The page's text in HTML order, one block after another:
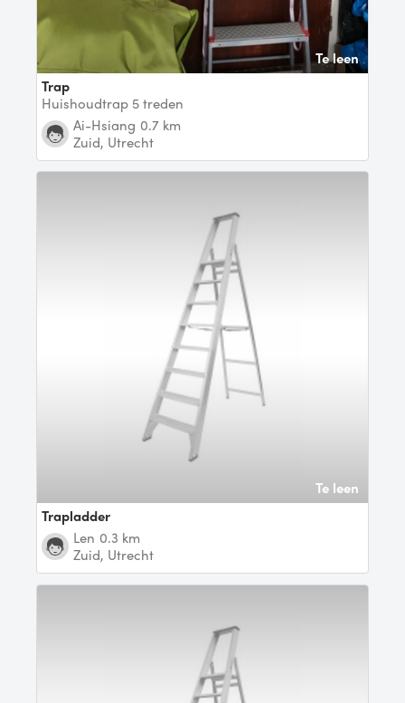
Te leen
Trap
Huishoudtrap 5 treden
Ai-Hsiang 0.7 km
Zuid, Utrecht
Te leen
Trapladder
Len 0.3 km
Zuid, Utrecht